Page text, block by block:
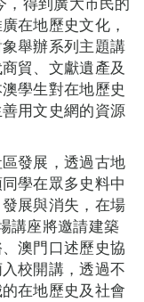
在地歷史文化，
舉辦系列主題講
貿、文獻遺產及
學生對在地歷史
用文史網的資源
發展，透過古地
學在眾多史料中
展與消失，在場
講座將邀請建築
澳門口述歷史協
校開講，透過不
在地歷史及社會